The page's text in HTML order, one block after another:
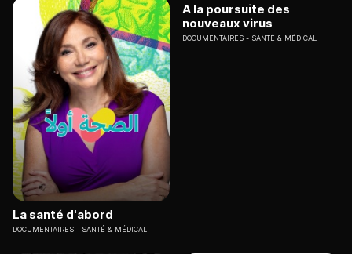
La santé d'abord
DOCUMENTAIRES SANTÉ & MÉDICAL
A la poursuite des
nouveaux virus
DOCUMENTAIRES SANTÉ & MÉDICAL